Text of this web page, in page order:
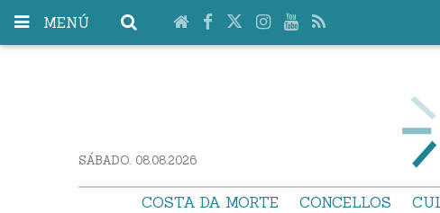
MENÚ
SÁBADO. 08.08.2026
COSTA DA MORTE CONCELLOS